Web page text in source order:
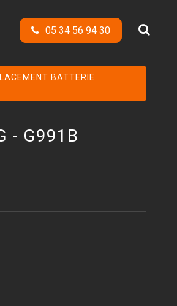
05 34 56 94 30
BATTERIE
- G991B